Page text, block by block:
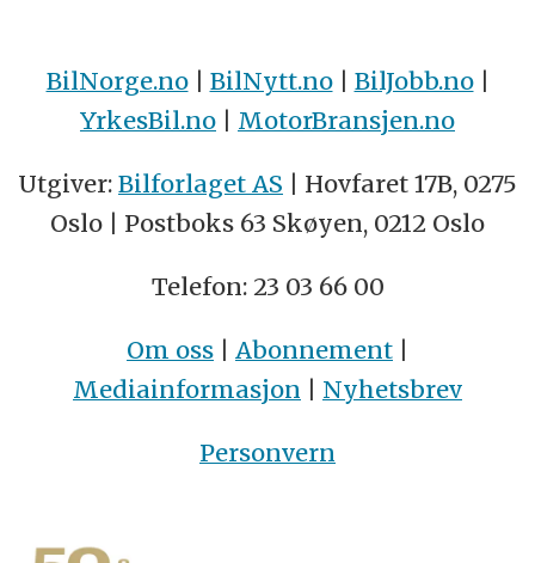
BilNorge.no| BilNytt.no| BilJobb.no|
YrkesBil.no
MotorBransjen.no
Utgiver: Bilforlaget AS | Hovfaret 17B, 0275
Oslo | Postboks 63 Skøyen, 0212 Oslo
Telefon: 23 03 66 00
Om oss | Abonnement |
Mediainformasjon | Nyhetsbrev
Personvern